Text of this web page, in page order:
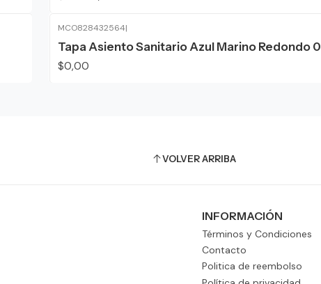
MCO828432564|
Tapa Asiento Sanitario Azul Marino Redondo 0
$0,00
VOLVER ARRIBA
INFORMACIÓN
Términos y Condiciones
Contacto
Politica de reembolso